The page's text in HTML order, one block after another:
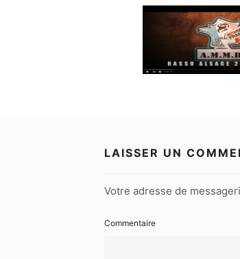
LAISSER UN
Votre adresse de
Commentaire